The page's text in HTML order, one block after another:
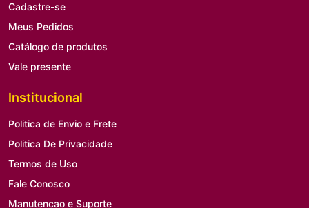
Cadastre-se
Meus Pedidos
Catálogo de produtos
Vale presente
Institucional
Politica de Envio e Frete
Politica De Privacidade
Termos de Uso
Fale Conosco
Manutencao e Suporte